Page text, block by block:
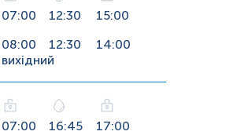
07:00 12:30 15:00
08:00 12:30 14:00
вихідний
07:00 16:45 17:00